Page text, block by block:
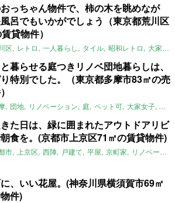
っちゃん物件で、柿の木を眺めなが
呂でもいかがでしょう（東京都荒川区
貸物件）
区 レトロ 一人暮らし タイル 昭和レトロ 大家女子
暮らせる庭つきリノベ団地暮らしは、
特別でした。（東京都多摩市83㎡の売
団地 リノベーション 庭 ペット可 大家女子 団
た日は、緑に囲まれたアウトドアリビ
食を。(京都市上京区71㎡の賃貸物件)
市 上京区 西陣 戸建て 平屋 京町家 リノベーション
、いい花屋。(神奈川県横須賀市69㎡
件)